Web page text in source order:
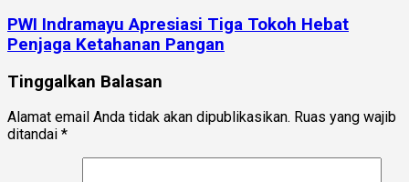
PWI Indramayu Apresiasi Tiga Tokoh Hebat
Penjaga Ketahanan Pangan
Tinggalkan Balasan
Alamat email Anda tidak akan dipublikasikan. Ruas yang wajib
ditandai *